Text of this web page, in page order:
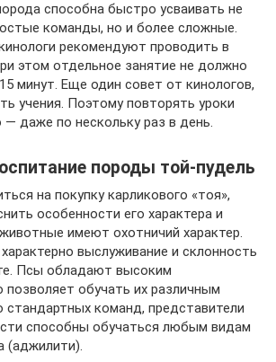
способна быстро усваивать не
команды, но и более сложные.
рекомендуют проводить в
этом отдельное занятие не должно
минут. Еще один совет от кинологов,
учения. Поэтому повторять уроки
даже по нескольку раз в день.
породы той-пудель
на покупку карликового «тоя»,
особенности его характера и
имеют охотничий характер.
выслуживание и склонность
Псы обладают высоким
позволяет обучать их различным
команд, представители
способны обучаться любым видам
(аджилити).